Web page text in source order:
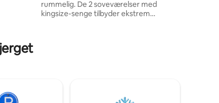
rummelig. De 2 soveværelser med
kingsize-senge tilbyder ekstrem
tilgængelig, så du kan nyde din